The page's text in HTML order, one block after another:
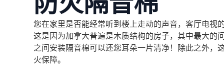
您在家里是否能经常听到楼上走动的声音，客厅电视
这是因为加拿大普遍是木质结构的房子，其中最大的
之间安装隔音棉可以还您耳朵一片清净！除此之外，
火保障。